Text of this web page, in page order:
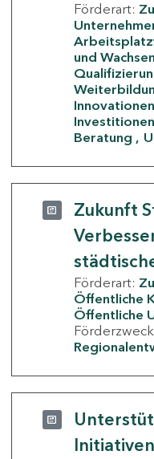
Förderart:
und Wachsen
Beratung
Zukunft
Förderart:
Öffentliche
Öffentliche